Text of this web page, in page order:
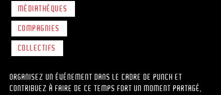
MÉDIATHÈQUES
COMPAGNIES
COLLECTIFS
ORGANISEZ UN ÉVÉNEMENT DANS LE CADRE DE PUNCH ET
CONTRIBUEZ À FAIRE DE CE TEMPS FORT UN MOMENT PARTAGÉ,